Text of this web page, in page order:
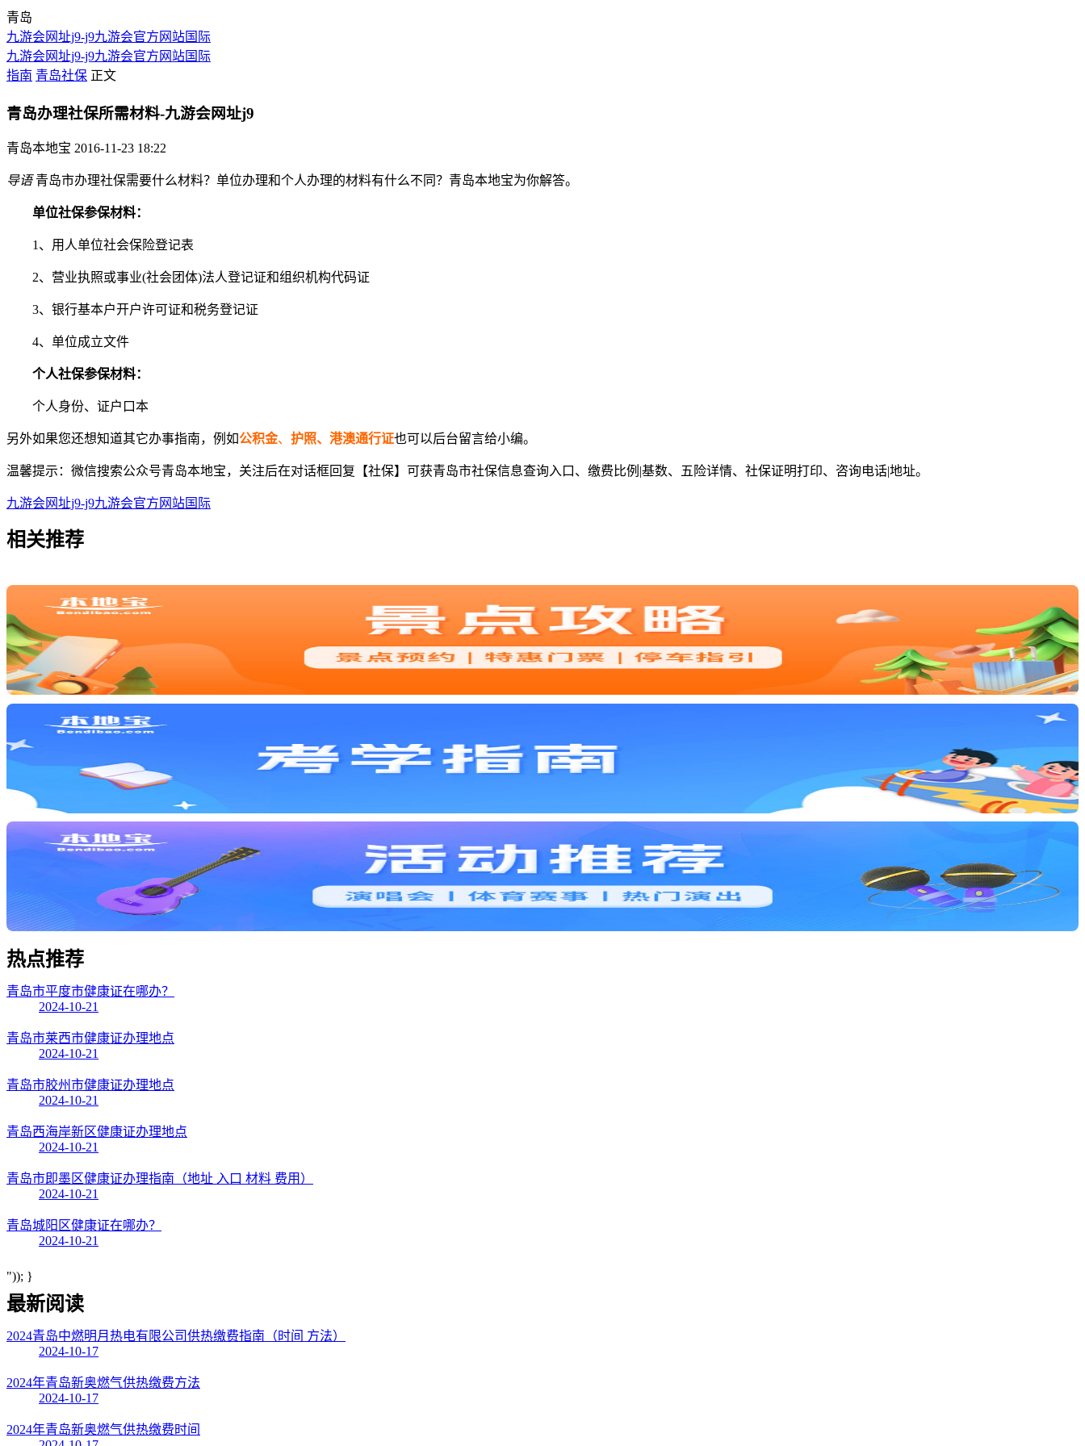
青岛
九游会网址j9-j9九游会官方网站国际
九游会网址j9-j9九游会官方网站国际
指南 青岛社保 正文
青岛办理社保所需材料-九游会网址j9
青岛本地宝 2016-11-23 18:22
导语青岛市办理社保需要什么材料？单位办理和个人办理的材料有什么不同？青岛本地宝为你解答。
单位社保参保材料：
1、用人单位社会保险登记表
2、营业执照或事业(社会团体)法人登记证和组织机构代码证
3、银行基本户开户许可证和税务登记证
4、单位成立文件
个人社保参保材料：
个人身份、证户口本
另外如果您还想知道其它办事指南，例如公积金、 护照、港澳通行证也可以后台留言给小编。
温馨提示：微信搜索公众号青岛本地宝，关注后在对话框回复【社保】可获青岛市社保信息查询入口、缴费比例|基数、五险详情、社保证明打印、咨询电话|地址。
九游会网址j9-j9九游会官方网站国际
相关推荐
热点推荐
青岛市平度市健康证在哪办？
2024-10-21
青岛市莱西市健康证办理地点
2024-10-21
青岛市胶州市健康证办理地点
2024-10-21
青岛西海岸新区健康证办理地点
2024-10-21
青岛市即墨区健康证办理指南（地址 入口 材料 费用）
2024-10-21
青岛城阳区健康证在哪办？
2024-10-21
")); }
最新阅读
2024青岛中燃明月热电有限公司供热缴费指南（时间 方法）
2024-10-17
2024年青岛新奥燃气供热缴费方法
2024-10-17
2024年青岛新奥燃气供热缴费时间